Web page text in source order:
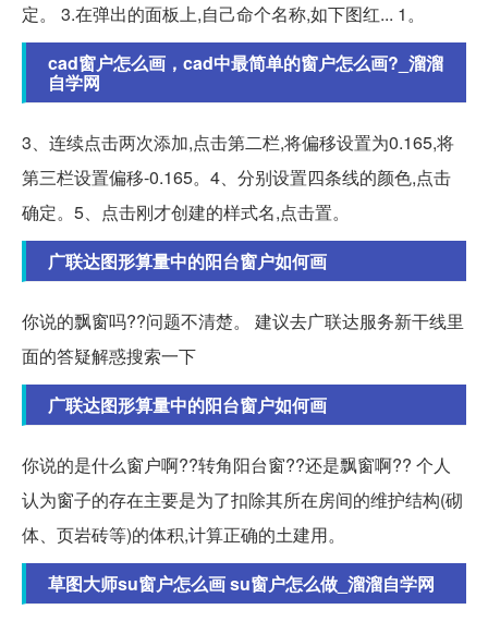
定。 3.在弹出的面板上,自己命个名称,如下图红... 1。
cad窗户怎么画，cad中最简单的窗户怎么画?_溜溜
自学网
3、连续点击两次添加,点击第二栏,将偏移设置为0.165,将
第三栏设置偏移-0.165。4、分别设置四条线的颜色,点击
确定。5、点击刚才创建的样式名,点击置。
广联达图形算量中的阳台窗户如何画
你说的飘窗吗??问题不清楚。 建议去广联达服务新干线里
面的答疑解惑搜索一下
广联达图形算量中的阳台窗户如何画
你说的是什么窗户啊??转角阳台窗??还是飘窗啊?? 个人
认为窗子的存在主要是为了扣除其所在房间的维护结构(砌
体、页岩砖等)的体积,计算正确的土建用。
草图大师su窗户怎么画 su窗户怎么做_溜溜自学网